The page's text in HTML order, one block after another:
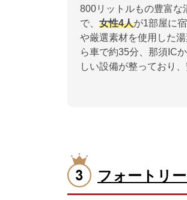
800リットルもの豊富な
で、 女性4人が1部屋に
や厳選素材を使用した
ら車で約35分、那須IC
しい設備が整っており
フォートリ